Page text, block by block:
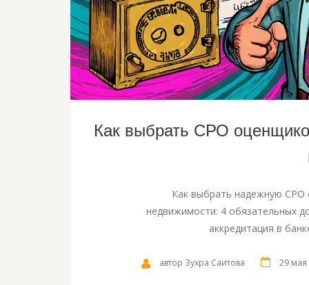
Как выбрать СРО
Как выбрать надежную СРО
недвижимости: 4 обязательных
аккредитация в
автор Зухра Саитова 29 мая